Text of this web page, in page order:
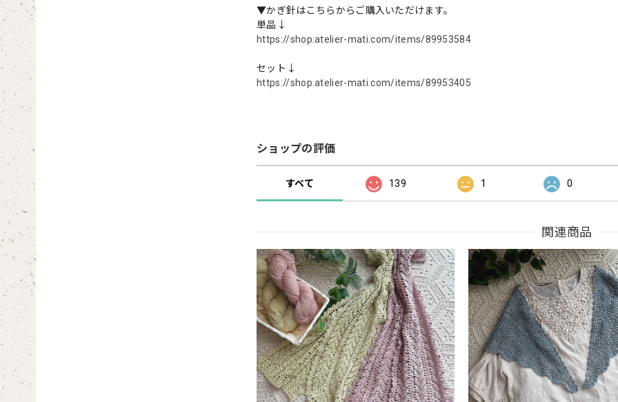
▼かぎ針はこちらからご購入いただけます。
単品↓
https://shop.atelier-mati.com/items/89953584
セット↓
https://shop.atelier-mati.com/items/89953405
ショップの評価
すべて 139 1 0
関連商品